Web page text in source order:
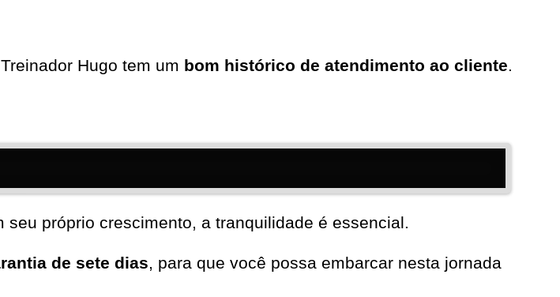
Hugo tem um bom histórico de atendimento ao cliente
próprio crescimento, a tranquilidade é essencial.
de sete dias , para que você possa embarcar nesta jornada